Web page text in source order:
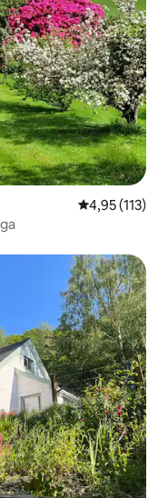
4,95 av 5 i
4,95 (113)